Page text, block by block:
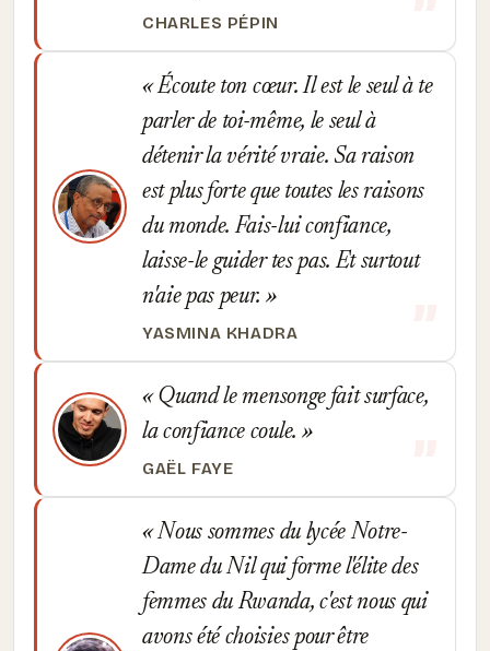
CHARLES PÉPIN
Écoute ton cœur. Il est le seul à te
parler de toi-même, le seul à
détenir la vérité vraie. Sa raison
est plus forte que toutes les raisons
du monde. Fais-lui confiance,
laisse-le guider tes pas. Et surtout
n'aie pas peur.
YASMINA KHADRA
Quand le mensonge fait surface,
la confiance coule.
GAËL FAYE
Nous sommes du lycée Notre-
Dame du Nil qui forme l'élite des
femmes du Rwanda, c'est nous qui
avons été choisies pour être